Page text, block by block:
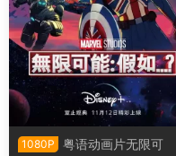
1080P
粤语动画片无限可